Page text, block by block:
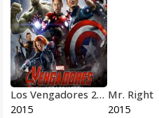
Los Vengadores 2 La era de Ultrón 3D
2015
Mr. Right
2015